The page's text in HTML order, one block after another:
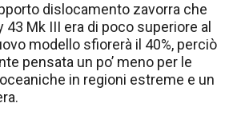
dislocamento zavorra che
43 Mk III era di poco superiore al
modello sfiorerà il 40%, perciò
pensata un po’ meno per le
in regioni estreme e un